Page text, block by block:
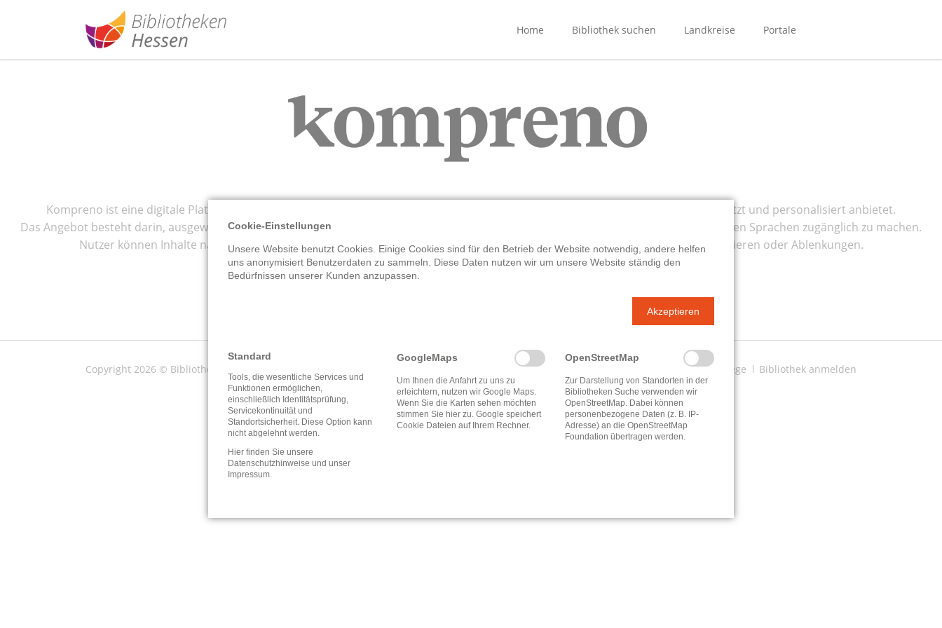
Home Bibliothek suchen Landkreise Portale
eBibliotheken-Hessen
Kompreno ist eine digitale Plattform für hochwertigen europäischen Journalismus, die Artikel aus vielen Ländern sammelt, übersetzt und personalisiert anbietet.
Das Angebot besteht darin, ausgewählte Reportagen, Analysen und Kommentare aus vertrauenswürdigen Medien werbefrei in mehreren Sprachen zugänglich zu machen.
Nutzer können Inhalte nach ihren Interessen zusammenstellen und erhalten ein individuelles Leseerlebnis ohne Sprachbarrieren oder Ablenkungen.
Copyright 2026 © Bibliotheken Hessen
Navigation
überspringen
Impressum Datenpflege Bibliothek anmelden
Cookie-Einstellungen
Unsere Website benutzt Cookies. Einige Cookies sind für den Betrieb der Website notwendig, andere helfen
uns anonymisiert Benutzerdaten zu sammeln. Diese Daten nutzen wir um unsere Website ständig den
Bedürfnissen unserer Kunden anzupassen.
Akzeptieren
Standard
Tools, die wesentliche Services und
Funktionen ermöglichen,
einschließlich Identitätsprüfung,
Servicekontinuität und
Standortsicherheit. Diese Option kann
nicht abgelehnt werden.
Hier finden Sie unsere
Datenschutzhinweise und unser
Impressum.
GoogleMaps
Um Ihnen die Anfahrt zu uns zu
erleichtern, nutzen wir Google Maps.
Wenn Sie die Karten sehen möchten
stimmen Sie hier zu. Google speichert
Cookie Dateien auf Ihrem Rechner.
OpenStreetMap
Zur Darstellung von Standorten in der
Bibliotheken Suche verwenden wir
OpenStreetMap. Dabei können
personenbezogene Daten (z. B. IP-
Adresse) an die OpenStreetMap
Foundation übertragen werden.